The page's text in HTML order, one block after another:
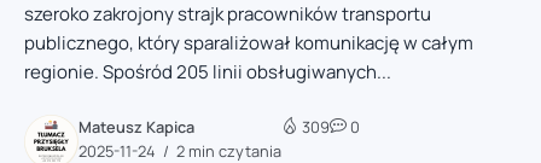
szeroko zakrojony strajk pracowników transportu
publicznego, który sparaliżował komunikację w całym
regionie. Spośród 205 linii obsługiwanych...
Mateusz Kapica
2025-11-24
2 min czytania
309 0